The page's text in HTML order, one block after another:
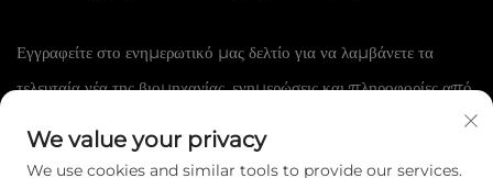
Εγγραφείτε στο ενημερωτικό μας δελτίο για να λαμβάνετε τα
τελευταία νέα της βιομηχανίας, ενημερώσεις και πληροφορίες από
We value your privacy
We use cookies and similar tools to provide our services.